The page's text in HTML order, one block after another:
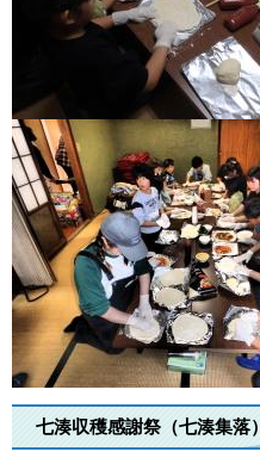
七湊収穫感謝祭（七湊集落）